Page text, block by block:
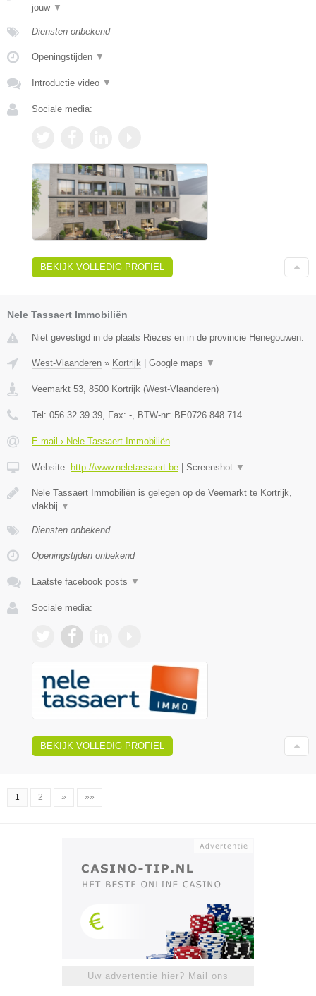
jouw ▼
Diensten onbekend
Openingstijden ▼
Introductie video ▼
Sociale media:
BEKIJK VOLLEDIG PROFIEL
Nele Tassaert Immobiliën
Niet gevestigd in de plaats Riezes en in de provincie Henegouwen.
West-Vlaanderen » Kortrijk Google maps ▼
Veemarkt 53 8500 Kortrijk (West-Vlaanderen)
Tel: 056 32 39 39 , Fax: - , BTW-nr: BE0726.848.714
E-mail › Nele Tassaert Immobiliën
Website: http://www.neletassaert.be Screenshot ▼
Nele Tassaert Immobiliën is gelegen op de Veemarkt te Kortrijk,
vlakbij ▼
Diensten onbekend
Openingstijden onbekend
Laatste facebook posts ▼
Sociale media:
BEKIJK VOLLEDIG PROFIEL
1 2 » »»
Uw advertentie hier? Mail ons